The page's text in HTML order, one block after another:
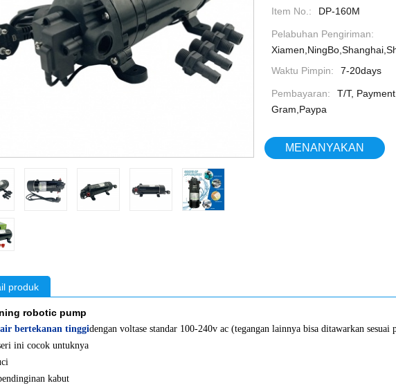
Item No.: DP-160M
Pelabuhan Pengiriman:
Waktu Pimpin:
7-20days
Pembayaran:
T/T,
Gram,Paypa
MENANYAKAN
produk
bertekanan tinggidengan voltase standar 100-240v ac (tegangan lainnya bisa ditawarkan sesuai
ini cocok untuknya
kabut